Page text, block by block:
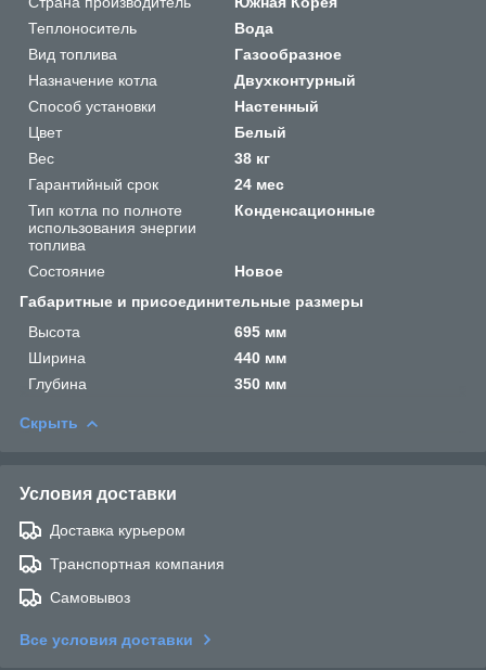
Теплоноситель
Вода
Вид топлива
Газообразное
Назначение котла
Двухконтурный
Способ установки
Настенный
Цвет
Белый
Вес
38 кг
Гарантийный срок
24 мес
Тип котла по полноте
использования энергии
топлива
Конденсационные
Состояние
Новое
Габаритные и присоединительные размеры
Высота
695 мм
Ширина
440 мм
Глубина
350 мм
Скрыть
Условия доставки
Доставка курьером
Транспортная компания
Самовывоз
Все условия доставки